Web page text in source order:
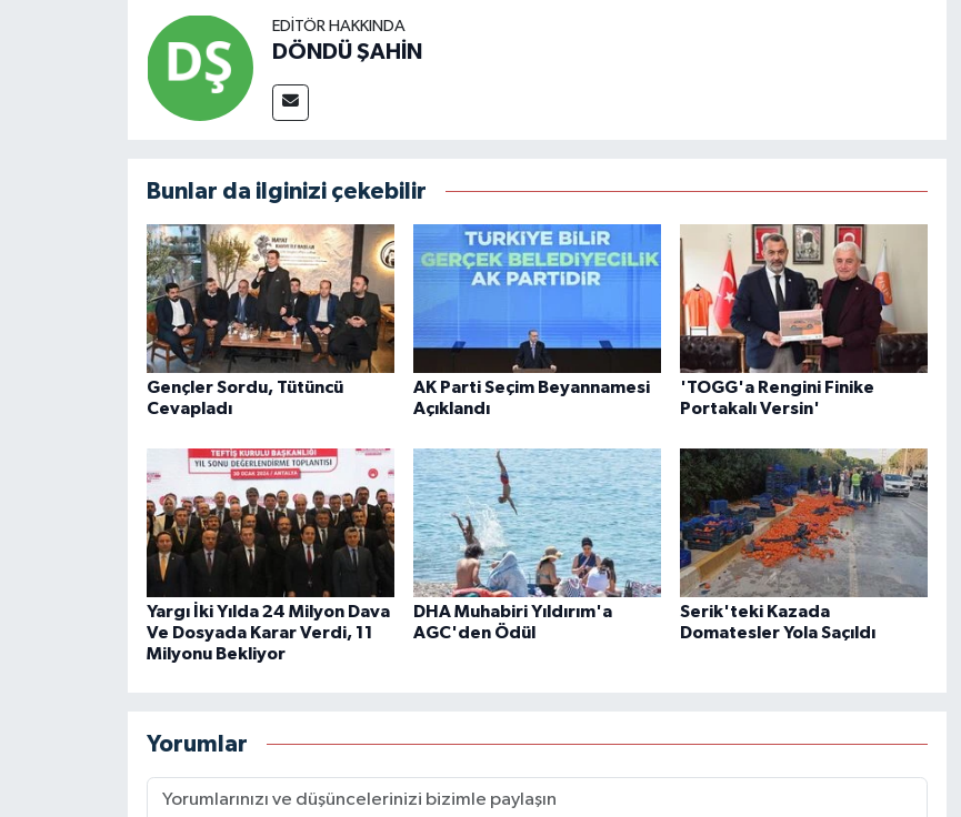
EDITÖR HAKKINDA
DÖNDÜ ŞAHİN
Bunlar da ilginizi çekebilir
Gençler Sordu, Tütüncü
Cevapladı
AK Parti Seçim Beyannamesi
Açıklandı
'TOGG'a Rengini Finike
Portakalı Versin'
Yargı İki Yılda 24 Milyon Dava
Ve Dosyada Karar Verdi, 11
Milyonu Bekliyor
DHA Muhabiri Yıldırım'a
AGC'den Ödül
Serik'teki Kazada
Domatesler Yola Saçıldı
Yorumlar